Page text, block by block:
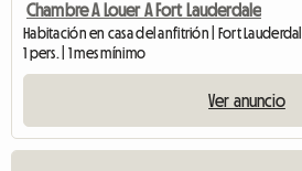
Chambre A Louer A Fort Lauderdale
Habitación en casa del anfitrión | Fort
1 pers. | 1 mes mínimo
Ver anuncio